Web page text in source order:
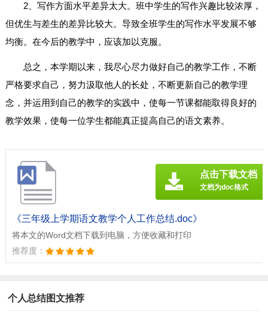
2、写作方面水平差异太大。班中学生的写作兴趣比较浓厚，
但优生与差生的差异比较大。导致全班学生的写作水平发展不够
均衡。在今后的教学中，应该加以克服。
总之，本学期以来，我尽心尽力做好自己的教学工作，不断
严格要求自己，努力汲取他人的长处，不断更新自己的教学理
念，并运用到自己的教学的实践中，使每一节课都能取得良好的
教学效果，使每一位学生都能真正提高自己的语文素养。
《三年级上学期语文教学个人工作总结.doc》
将本文的Word文档下载到电脑，方便收藏和打印
推荐度：
点击下载文档
文档为doc格式
个人总结图文推荐